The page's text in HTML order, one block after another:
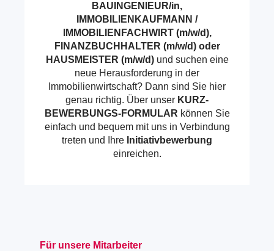
BAUINGENIEUR/in,
IMMOBILIENKAUFMANN /
IMMOBILIENFACHWIRT (m/w/d),
FINANZBUCHHALTER (m/w/d) oder
HAUSMEISTER (m/w/d) und suchen eine
neue Herausforderung in der
Immobilienwirtschaft? Dann sind Sie hier
genau richtig. Über unser KURZ-
BEWERBUNGS-FORMULAR können Sie
einfach und bequem mit uns in Verbindung
treten und Ihre Initiativbewerbung
einreichen.
Für unsere Mitarbeiter